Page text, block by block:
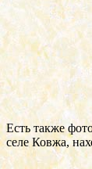
Есть также
селе Ковжа,